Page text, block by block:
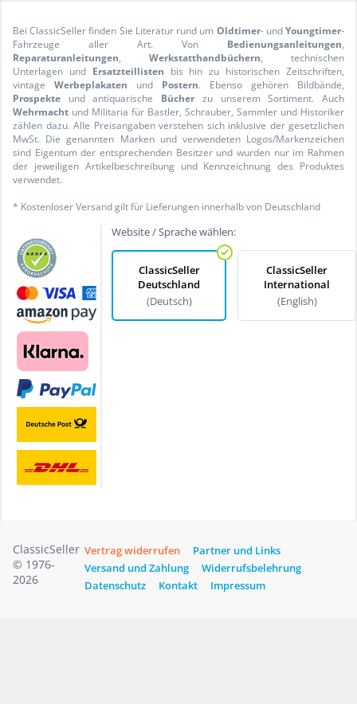
Bei ClassicSeller finden Sie Literatur rund um Oldtimer- undYoungtimer-
Fahrzeuge aller Art. Von Bedienungsanleitungen,
Reparaturanleitungen, Werkstatthandbüchern, technischen
Unterlagen und Ersatzteillisten bis hin zu historischen Zeitschriften,
vintage Werbeplakaten und Postern. Ebenso gehören Bildbände,
Prospekte und antiquarische Bücher zu unserem Sortiment. Auch
Wehrmacht und Militaria für Bastler, Schrauber, Sammler und Historiker
zählen dazu. Alle Preisangaben verstehen sich inklusive der gesetzlichen
MwSt. Die genannten Marken und verwendeten Logos/Markenzeichen
sind Eigentum der entsprechenden Besitzer und wurden nur im Rahmen
der jeweiligen Artikelbeschreibung und Kennzeichnung des Produktes
verwendet.
* Kostenloser Versand gilt für Lieferungen innerhalb von Deutschland
Website / Sprache wählen:
ClassicSeller
Deutschland
(Deutsch)
ClassicSeller
International
(English)
ClassicSeller
© 1976-
2026
Vertrag widerrufen
Partner und Links
Versand und Zahlung
Widerrufsbelehrung
Datenschutz
Kontakt Impressum